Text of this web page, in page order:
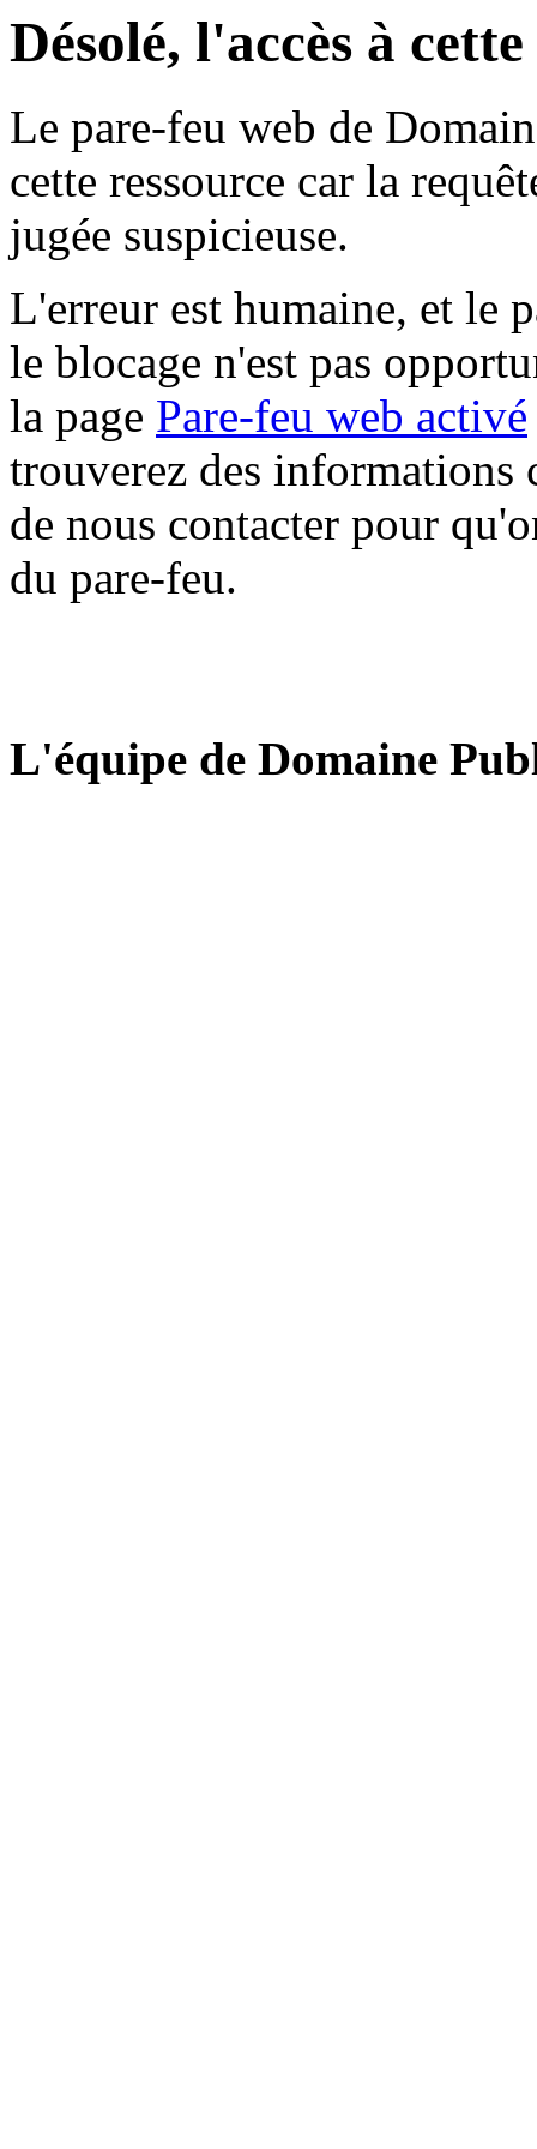
Désolé, l'accès à
Le pare-feu web de
cette ressource car la
jugée suspicieuse.
L'erreur est humaine, et le
le blocage n'est pas
la page Pare-feu web activé
trouverez des informations
de nous contacter pour
du pare-feu.
L'équipe de Domaine